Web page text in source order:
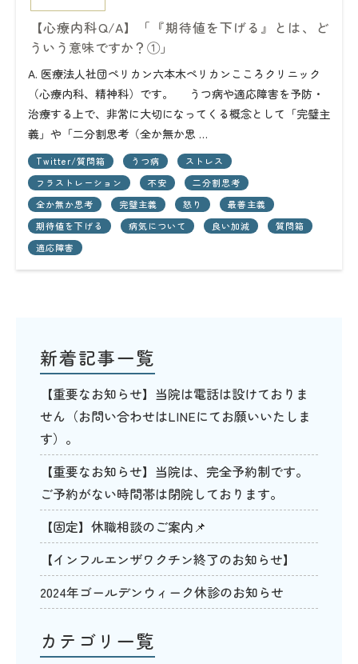
【心療内科Q/A】「『期待値を下げる』とは、ど
ういう意味ですか？①」
A. 医療法人社団ペリカン六本木ペリカンこころクリニック
（心療内科、精神科）です。 うつ病や適応障害を予防・
治療する上で、非常に大切になってくる概念として「完璧主
義」や「二分割思考（全か無か思 …
Twitter/質問箱 うつ病
ストレス
フラストレーション
不安
二分割思考
全か無か思考
完璧主義 怒り
最善主義
期待値を下げる
病気について 良い加減
質問箱
適応障害
新着記事一覧
【重要なお知らせ】当院は電話は設けておりま
せん（お問い合わせはLINEにてお願いいたしま
す）。
【重要なお知らせ】当院は、完全予約制です。
ご予約がない時間帯は閉院しております。
【固定】休職相談のご案内📌
【インフルエンザワクチン終了のお知らせ】
2024年ゴールデンウィーク休診のお知らせ
カテゴリ一覧